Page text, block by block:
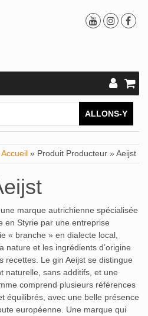
ALLONS-Y
Accueil » Produit Producteur » Aeijst
marque autrichienne spécialisée
en Styrie par une entreprise
« branche » en dialecte local,
nature et les ingrédients d’origine
recettes. Le gin Aeijst se distingue
naturelle, sans additifs, et une
comprend plusieurs références
équilibrés, avec une belle présence
européenne. Une marque qui